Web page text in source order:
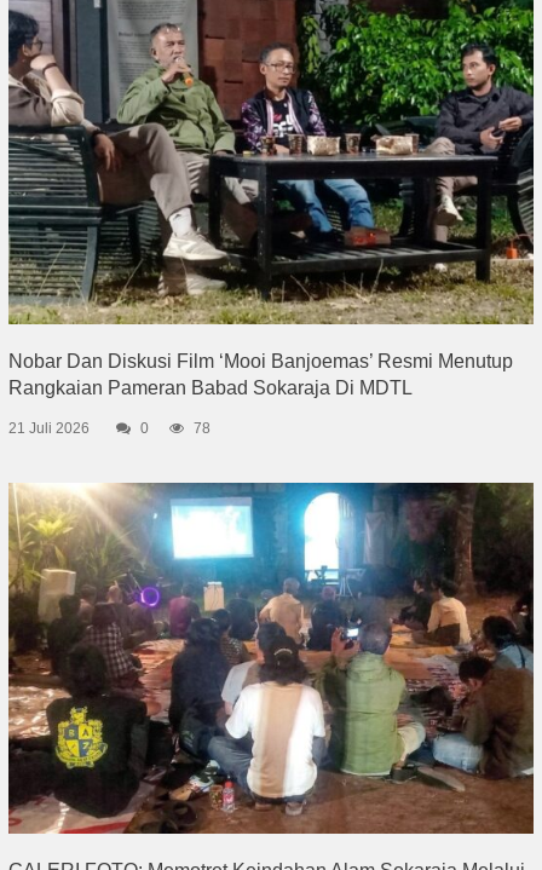
Nobar Dan Diskusi Film ‘Mooi Banjoemas’ Resmi Menutup
Rangkaian Pameran Babad Sokaraja Di MDTL
21 Juli 2026 0 78